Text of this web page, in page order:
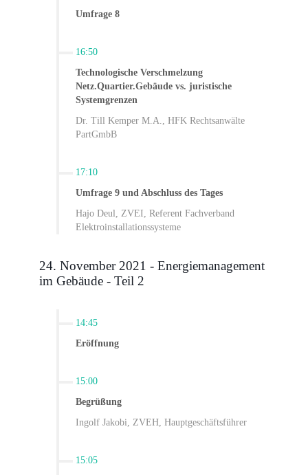
Umfrage 8
16:50
Technologische Verschmelzung
Netz.Quartier.Gebäude vs. juristische
Systemgrenzen
Dr. Till Kemper M.A., HFK Rechtsanwälte
PartGmbB
17:10
Umfrage 9 und Abschluss des Tages
Hajo Deul, ZVEI, Referent Fachverband
Elektroinstallationssysteme
24. November 2021 - Energiemanagement
im Gebäude - Teil 2
14:45
Eröffnung
15:00
Begrüßung
Ingolf Jakobi, ZVEH, Hauptgeschäftsführer
15:05